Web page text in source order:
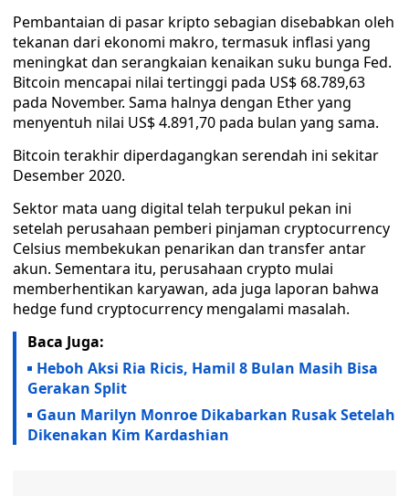
Pembantaian di pasar kripto sebagian disebabkan oleh
tekanan dari ekonomi makro, termasuk inflasi yang
meningkat dan serangkaian kenaikan suku bunga Fed.
Bitcoin mencapai nilai tertinggi pada US$ 68.789,63
pada November. Sama halnya dengan Ether yang
menyentuh nilai US$ 4.891,70 pada bulan yang sama.
Bitcoin terakhir diperdagangkan serendah ini sekitar
Desember 2020.
Sektor mata uang digital telah terpukul pekan ini
setelah perusahaan pemberi pinjaman cryptocurrency
Celsius membekukan penarikan dan transfer antar
akun. Sementara itu, perusahaan crypto mulai
memberhentikan karyawan, ada juga laporan bahwa
hedge fund cryptocurrency mengalami masalah.
Baca Juga:
Heboh Aksi Ria Ricis, Hamil 8 Bulan Masih Bisa
Gerakan Split
Gaun Marilyn Monroe Dikabarkan Rusak Setelah
Dikenakan Kim Kardashian